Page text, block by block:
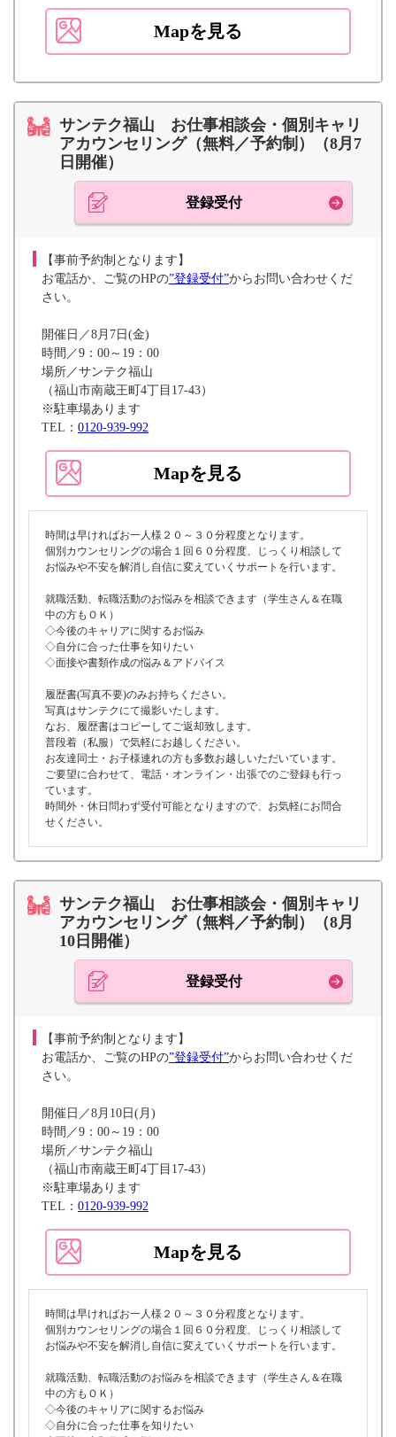
Mapを見る
サンテク福山 お仕事相談会・個別キャリ
アカウンセリング（無料／予約制）（8月7
日開催）
登録受付
【事前予約制となります】
お電話か、ご覧のHPの”登録受付”からお問い合わせくだ
さい。
開催日／8月7日(金)
時間／9：00～19：00
場所／サンテク福山
（福山市南蔵王町4丁目17-43）
※駐車場あります
TEL： 0120-939-992
Mapを見る
時間は早ければお一人様２０～３０分程度となります。
個別カウンセリングの場合１回６０分程度、じっくり相談して
お悩みや不安を解消し自信に変えていくサポートを行います。
就職活動、転職活動のお悩みを相談できます（学生さん＆在職
中の方もＯＫ）
◇今後のキャリアに関するお悩み
◇自分に合った仕事を知りたい
◇面接や書類作成の悩み＆アドバイス
履歴書(写真不要)のみお持ちください。
写真はサンテクにて撮影いたします。
なお、履歴書はコピーしてご返却致します。
普段着（私服）で気軽にお越しください。
お友達同士・お子様連れの方も多数お越しいただいています。
ご要望に合わせて、電話・オンライン・出張でのご登録も行っ
ています。
時間外・休日問わず受付可能となりますので、お気軽にお問合
せください。
サンテク福山 お仕事相談会・個別キャリ
アカウンセリング（無料／予約制）（8月
10日開催）
登録受付
【事前予約制となります】
お電話か、ご覧のHPの”登録受付”からお問い合わせくだ
さい。
開催日／8月10日(月)
時間／9：00～19：00
場所／サンテク福山
（福山市南蔵王町4丁目17-43）
※駐車場あります
TEL： 0120-939-992
Mapを見る
時間は早ければお一人様２０～３０分程度となります。
個別カウンセリングの場合１回６０分程度、じっくり相談して
お悩みや不安を解消し自信に変えていくサポートを行います。
就職活動、転職活動のお悩みを相談できます（学生さん＆在職
中の方もＯＫ）
◇今後のキャリアに関するお悩み
◇自分に合った仕事を知りたい